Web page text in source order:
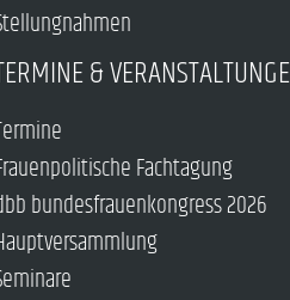
&
Fachtagung
bundesfrauenkongress 2026